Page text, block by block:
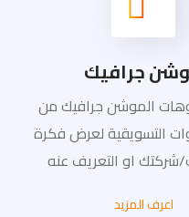
جرافيك
الموشن جرافيك من
التسويقية لعرض فكرة
او التعريف عنه
اعرف المزيد